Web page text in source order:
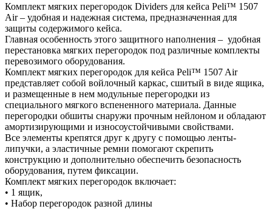
Комплект мягких перегородок Dividers для кейса Peli™ 1507
Air – удобная и надежная система, предназначенная для
защиты содержимого кейса.
Главная особенность этого защитного наполнения – удобная
перестановка мягких перегородок под различные комплекты
перевозимого оборудования.
Комплект мягких перегородок для кейса Peli™ 1507 Air
представляет собой войлочный каркас, сшитый в виде ящика,
и размещенные в нем модульные перегородки из
специального мягкого вспененного материала. Данные
перегородки обшиты снаружи прочным нейлоном и обладают
амортизирующими и износоустойчивыми свойствами.
Все элементы крепятся друг к другу с помощью ленты-
липучки, а эластичные ремни помогают скрепить
конструкцию и дополнительно обеспечить безопасность
оборудования, путем фиксации.
Комплект мягких перегородок включает:
• 1 ящик,
• Набор перегородок разной длины